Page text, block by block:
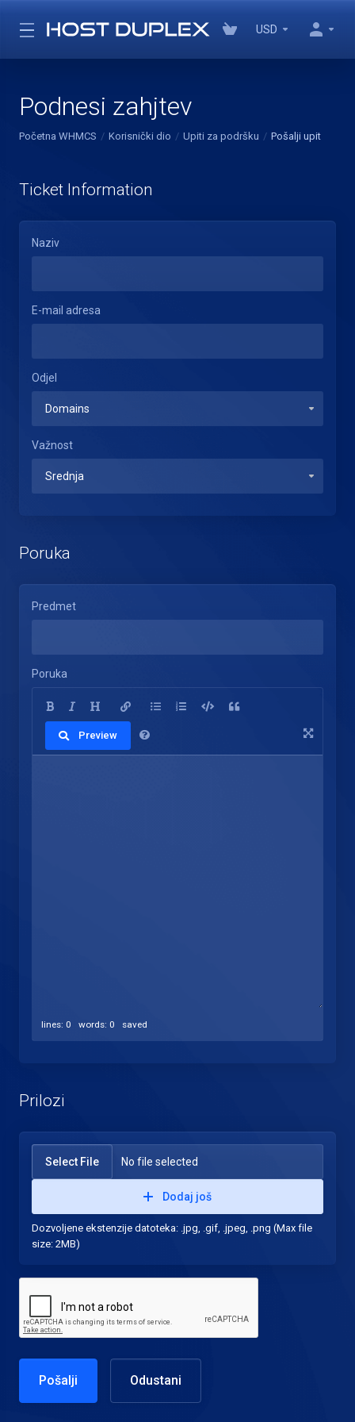
USD
Podnesi zahjtev
Početna WHMCS Korisnički dio Upiti za podršku Pošalji upit
Ticket Information
Naziv
E-mail adresa
Odjel
Važnost
Poruka
Predmet
Poruka
Preview
lines: 0 words: 0 saved
Prilozi
Select File No file selected
Dodaj još
Dozvoljene ekstenzije datoteka: .jpg, .gif, .jpeg, .png (Max file
size: 2MB)
Odustani